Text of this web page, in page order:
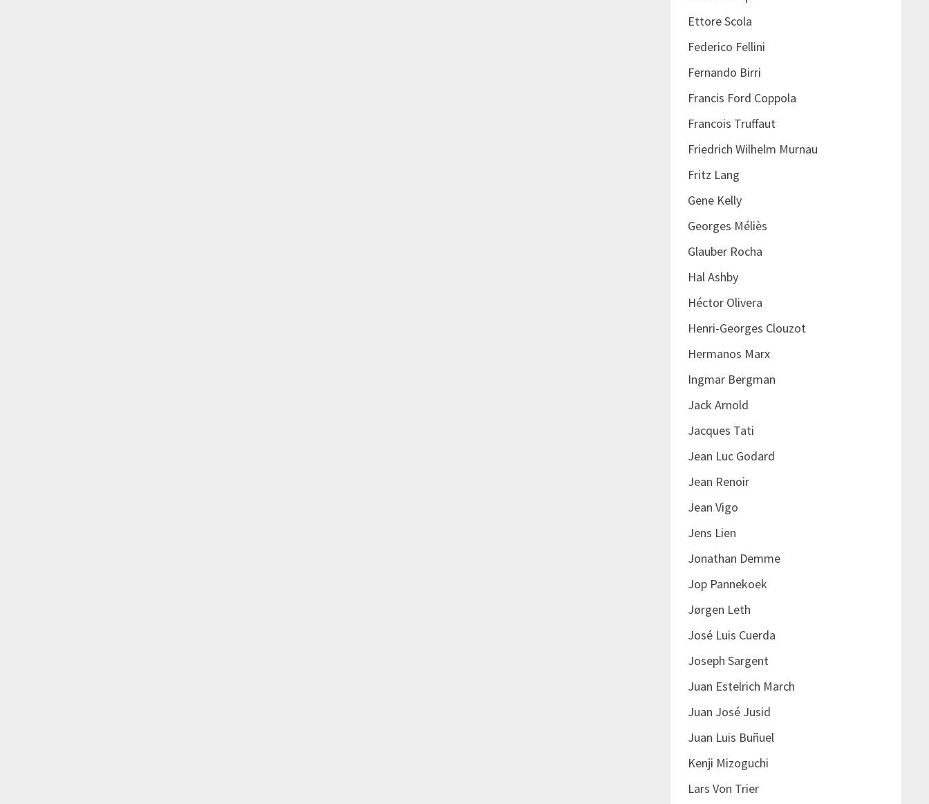
Ettore Scola
Federico Fellini
Fernando Birri
Francis Ford Coppola
Francois Truffaut
Friedrich Wilhelm Murnau
Fritz Lang
Gene Kelly
Georges Méliès
Glauber Rocha
Hal Ashby
Héctor Olivera
Henri-Georges Clouzot
Hermanos Marx
Ingmar Bergman
Jack Arnold
Jacques Tati
Jean Luc Godard
Jean Renoir
Jean Vigo
Jens Lien
Jonathan Demme
Jop Pannekoek
Jørgen Leth
José Luis Cuerda
Joseph Sargent
Juan Estelrich March
Juan José Jusid
Juan Luis Buñuel
Kenji Mizoguchi
Lars Von Trier